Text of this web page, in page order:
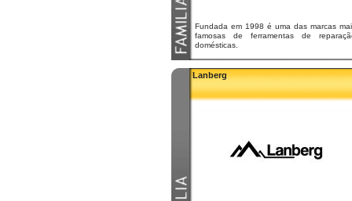
Fundada em 1998 é uma das marcas
famosas de ferramentas de
domésticas.
Lanberg